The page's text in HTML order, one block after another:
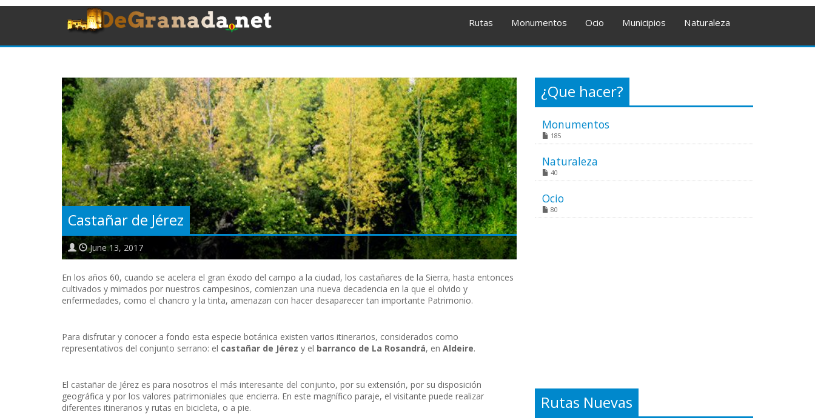
Rutas Monumentos Ocio Municipios Naturaleza
Castañar de Jérez
June 13, 2017
En los años 60, cuando se acelera el gran éxodo del campo a la ciudad, los castañares de la Sierra, hasta entonces
cultivados y mimados por nuestros campesinos, comienzan una nueva decadencia en la que el olvido y
enfermedades, como el chancro y la tinta, amenazan con hacer desaparecer tan importante Patrimonio.
Para disfrutar y conocer a fondo esta especie botánica existen varios itinerarios, considerados como
representativos del conjunto serrano: el castañar de Jérez y el barranco de La Rosandrá, en Aldeire.
El castañar de Jérez es para nosotros el más interesante del conjunto, por su extensión, por su disposición
geográfica y por los valores patrimoniales que encierra. En este magnífico paraje, el visitante puede realizar
diferentes itinerarios y rutas en bicicleta, o a pie.
¿Que hacer?
Monumentos
185
Naturaleza
40
Ocio
80
Rutas Nuevas